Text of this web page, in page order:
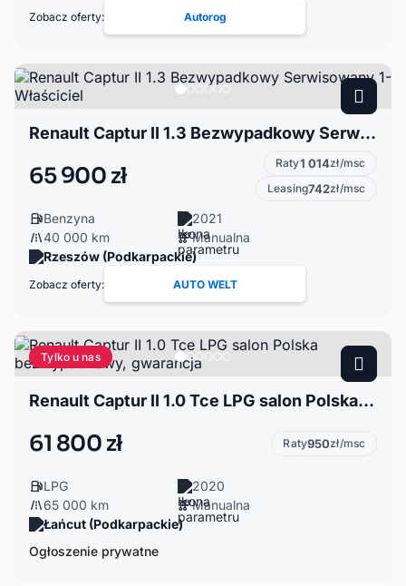
Zobacz oferty: Autorog
Renault Captur II 1.3 Bezwypadkowy Serwisowany 1-Właściciel
65 900 zł Raty1 014zł/msc
Leasing742zł/msc
Benzyna
2021
40 000 km
Manualna
Rzeszów (Podkarpackie)
Zobacz oferty: AUTO WELT
Tylko u nas
Renault Captur II 1.0 Tce LPG salon Polska bezwypadkowy, gwarancja
61 800 zł Raty950zł/msc
LPG
2020
65 000 km
Manualna
Łańcut (Podkarpackie)
Ogłoszenie prywatne